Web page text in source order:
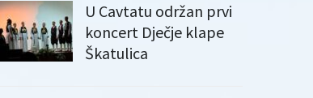
U Cavtatu održan prvi
koncert Dječje klape
Škatulica